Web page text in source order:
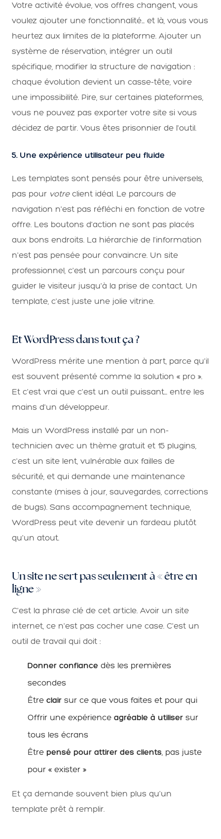
Votre activité évolue, vos offres changent, vous
voulez ajouter une fonctionnalité... et là, vous vous
heurtez aux limites de la plateforme. Ajouter un
système de réservation, intégrer un outil
spécifique, modifier la structure de navigation :
chaque évolution devient un casse-tête, voire
une impossibilité. Pire, sur certaines plateformes,
vous ne pouvez pas exporter votre site si vous
décidez de partir. Vous êtes prisonnier de l'outil.
5. Une expérience utilisateur peu fluide
Les templates sont pensés pour être universels,
pas pour votreclient idéal. Le parcours de
navigation n'est pas réfléchi en fonction de votre
offre. Les boutons d'action ne sont pas placés
aux bons endroits. La hiérarchie de l'information
n'est pas pensée pour convaincre. Un site
professionnel, c'est un parcours conçu pour
guider le visiteur jusqu'à la prise de contact. Un
template, c'est juste une jolie vitrine.
Et WordPress dans tout ça ?
WordPress mérite une mention à part, parce qu'il
est souvent présenté comme la solution « pro ».
Et c'est vrai que c'est un outil puissant... entre les
mains d'un développeur.
Mais un WordPress installé par un non-
technicien avec un thème gratuit et 15 plugins,
c'est un site lent, vulnérable aux failles de
sécurité, et qui demande une maintenance
constante (mises à jour, sauvegardes, corrections
de bugs). Sans accompagnement technique,
WordPress peut vite devenir un fardeau plutôt
qu'un atout.
Un site ne sert pas seulement à « être en
ligne »
C'est la phrase clé de cet article. Avoir un site
internet, ce n'est pas cocher une case. C'est un
outil de travail qui doit :
Donner confiance dès les premières
secondes
Être clair sur ce que vous faites et pour qui
Offrir une expérience agréable à utiliser sur
tous les écrans
Être pensé pour attirer des clients, pas juste
pour « exister »
Et ça demande souvent bien plus qu'un
template prêt à remplir.